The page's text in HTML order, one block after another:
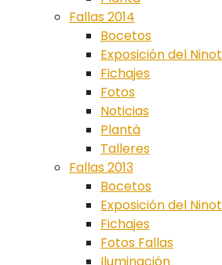
Fallas 2014
Bocetos
Exposición del Ninot
Fichajes
Fotos
Noticias
Plantà
Talleres
Fallas 2013
Bocetos
Exposición del Ninot
Fichajes
Fotos Fallas